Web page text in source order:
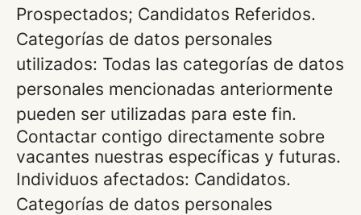
Prospectados; Candidatos Referidos.
Categorías de datos personales
utilizados: Todas las categorías de datos
personales mencionadas anteriormente
pueden ser utilizadas para este fin.
Contactar contigo directamente sobre
vacantes nuestras específicas y futuras.
Individuos afectados: Candidatos.
Categorías de datos personales